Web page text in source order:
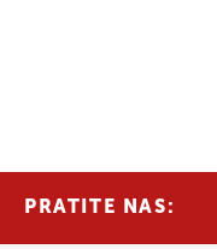
PRATITE NAS: